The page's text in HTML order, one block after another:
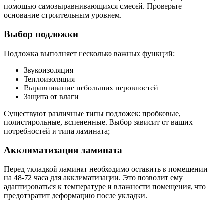
помощью самовыравнивающихся смесей. Проверьте
основание строительным уровнем.
Выбор подложки
Подложка выполняет несколько важных функций:
Звукоизоляция
Теплоизоляция
Выравнивание небольших неровностей
Защита от влаги
Существуют различные типы подложек: пробковые,
полистирольные, вспененные. Выбор зависит от ваших
потребностей и типа ламината;
Акклиматизация ламината
Перед укладкой ламинат необходимо оставить в помещении
на 48-72 часа для акклиматизации. Это позволит ему
адаптироваться к температуре и влажности помещения, что
предотвратит деформацию после укладки.